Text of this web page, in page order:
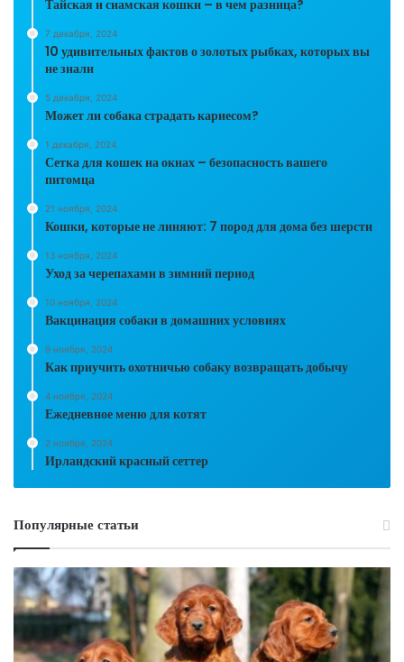
Тайская и сиамская кошки – в чем разница?
7 декабря, 2024
10 удивительных фактов о золотых рыбках, которых вы
не знали
5 декабря, 2024
Может ли собака страдать кариесом?
1 декабря, 2024
Сетка для кошек на окнах – безопасность вашего
питомца
21 ноября, 2024
Кошки, которые не линяют: 7 пород для дома без шерсти
13 ноября, 2024
Уход за черепахами в зимний период
10 ноября, 2024
Вакцинация собаки в домашних условиях
9 ноября, 2024
Как приучить охотничью собаку возвращать добычу
4 ноября, 2024
Ежедневное меню для котят
2 ноября, 2024
Ирландский красный сеттер
Популярные статьи